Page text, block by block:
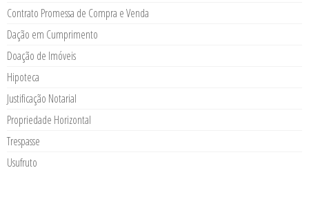
Contrato Promessa de Compra e Venda
Dação em Cumprimento
Doação de Imóveis
Hipoteca
Justificação Notarial
Propriedade Horizontal
Trespasse
Usufruto